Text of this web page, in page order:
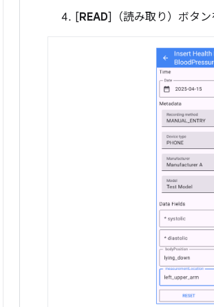
[READ]（読み取り）ボタン